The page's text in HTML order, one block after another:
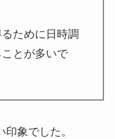
ために日時調
とが多いで
象でした。